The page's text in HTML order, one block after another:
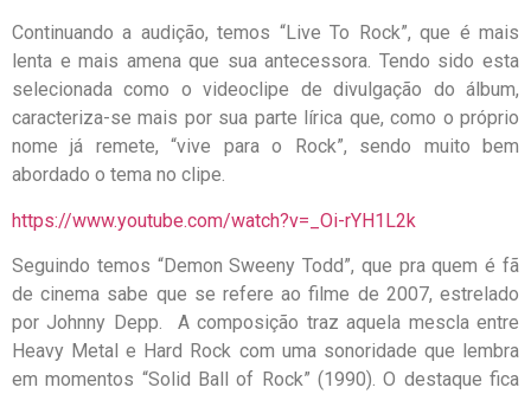
Continuando a audição, temos “Live To Rock”, que é mais
lenta e mais amena que sua antecessora. Tendo sido esta
selecionada como o videoclipe de divulgação do álbum,
caracteriza-se mais por sua parte lírica que, como o próprio
nome já remete, “vive para o Rock”, sendo muito bem
abordado o tema no clipe.
https://www.youtube.com/watch?v=_Oi-rYH1L2k
Seguindo temos “Demon Sweeny Todd”, que pra quem é fã
de cinema sabe que se refere ao filme de 2007, estrelado
por Johnny Depp. A composição traz aquela mescla entre
Heavy Metal e Hard Rock com uma sonoridade que lembra
em momentos “Solid Ball of Rock” (1990). O destaque fica